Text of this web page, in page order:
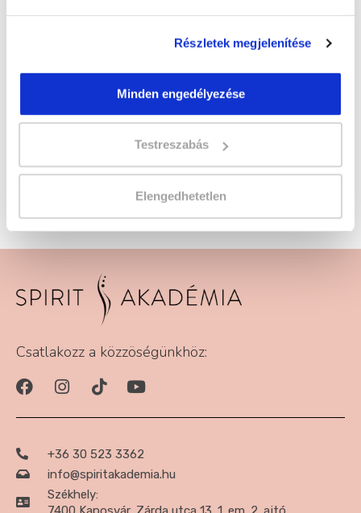
Részletek megjelenítése
Minden engedélyezése
Testreszabás
Elengedhetetlen
érettségi
Jelentkezz az újSminkes és szempillaépítő
szakképesítés tanfolyamra! Kattints és
Sminkes és szempillaépítő szakképesítés,
Beauty Kft. partnerünk szervezi.
Csatlakozz a közzöségünkhöz:
+36 30 523 3362
info@spiritakademia.hu
Székhely: